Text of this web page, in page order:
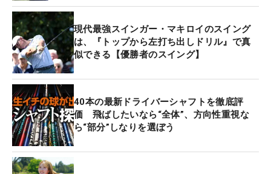
現代最強スインガー・マキロイのスイング
は、『トップから左打ち出しドリル』で真
似できる【優勝者のスイング】
40本の最新ドライバーシャフトを徹底評
価 飛ばしたいなら“全体”、方向性重視な
ら“部分”しなりを選ぼう